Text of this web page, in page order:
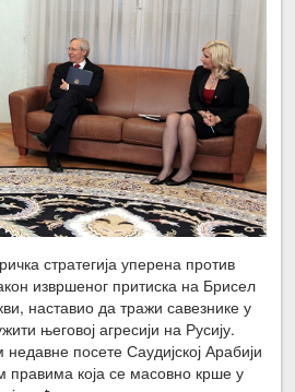
стратегија уперена против
извршеног притиска на Брисел
наставио да тражи савезнике у
његовој агресији на Русију.
посете Саудијској Арабији
правима која се масовно крше у